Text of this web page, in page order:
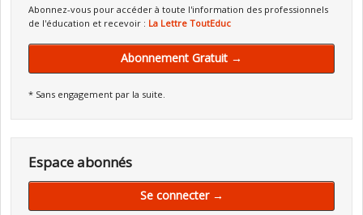
Abonnez-vous pour accéder à toute l'information des professionnels
de l'éducation et recevoir : La Lettre ToutEduc
Abonnement Gratuit →
* Sans engagement par la suite.
Espace abonnés
Se connecter →